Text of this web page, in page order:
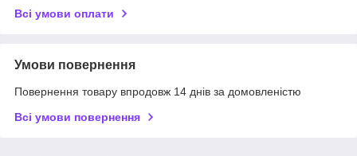
Всі умови оплати
Умови повернення
Повернення товару впродовж 14 днів за домовленістю
Всі умови повернення